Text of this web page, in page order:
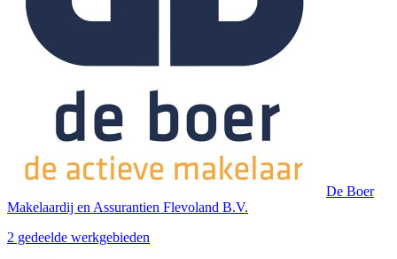
De Boer
Makelaardij en Assurantien Flevoland B.V.
2 gedeelde werkgebieden